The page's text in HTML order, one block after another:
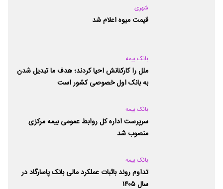
شهری
قیمت میوه اعلام شد
بانک بیمه
ملل را کارکنانش احیا کردند؛ هدف ما تبدیل شدن
به بانک اول خصوصی کشور است
بانک بیمه
سرپرست اداره کل روابط عمومی بیمه مرکزی
منصوب شد
بانک بیمه
تداوم روند باثبات عملکرد مالی بانک پاسارگاد در
سال ۱۴۰۵